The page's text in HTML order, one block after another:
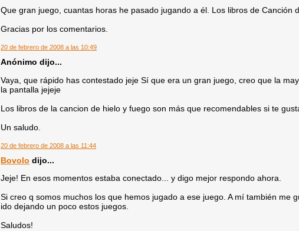
Que gran juego, cuantas horas he pasado jugando a él. Los libros de Canción
Gracias por los comentarios.
20 de febrero de 2008 a las 10:49
Anónimo dijo...
Vaya, que rápido has contestado jeje Sí que era un gran juego, creo que la
la pantalla jejeje
Los libros de la cancion de hielo y fuego son más que recomendables si te
Un saludo.
20 de febrero de 2008 a las 11:44
Bovolo dijo...
Jeje! En esos momentos estaba conectado... y digo mejor respondo ahora.
Si creo q somos muchos los que hemos jugado a ese juego. A mí también me
ido dejando un poco estos juegos.
Saludos!